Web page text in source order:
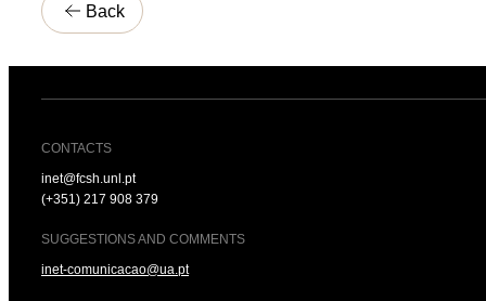
Back
CONTACTS
inet@fcsh.unl.pt
(+351) 217 908 379
SUGGESTIONS AND COMMENTS
inet-comunicacao@ua.pt